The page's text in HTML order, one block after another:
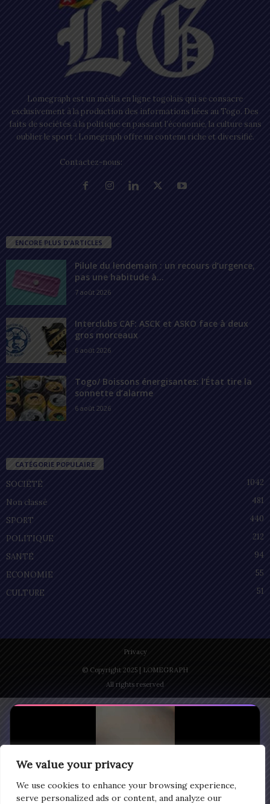
We value your privacy
We use cookies to enhance your browsing experience,
serve personalized ads or content, and analyze our
Lomegraph est un média en ligne togolais qui se consacre
exclusivement à la production des informations liées au Togo. Des
faits de sociétés à la politique en passant l’économie, la culture sans
oublier le sport ; Lomegraph offre un contenu riche et diversifié.
Contactez-nous:
ENCORE PLUS D'ARTICLES
Pilule du lendemain : un recours d’urgence,
pas une habitude à...
7 août 2026
Interclubs CAF: ASCK et ASKO face à deux
gros morceaux
6 août 2026
Togo/ Boissons énergisantes: l’État tire la
sonnette d’alarme
6 août 2026
CATÉGORIE POPULAIRE
SOCIÉTÉ
1042
Non classé
481
SPORT
440
POLITIQUE
212
SANTÉ
94
ECONOMIE
55
CULTURE
51
Privacy
© Copyright 2025 | LOMEGRAPH
All rights reserved